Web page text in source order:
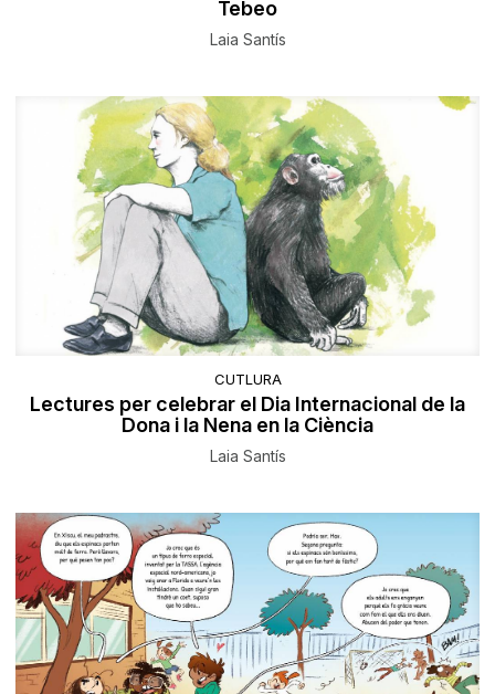
Tebeo
Laia Santís
CUTLURA
Lectures per celebrar el Dia Internacional de la
Dona i la Nena en la Ciència
Laia Santís